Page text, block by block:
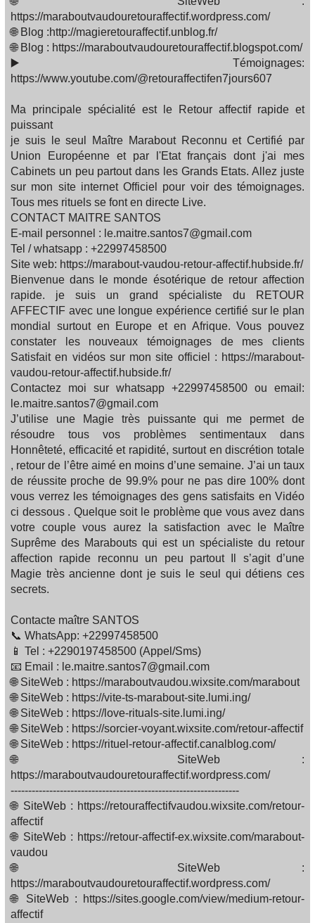
https://maraboutvaudouretouraffectif.wordpress.com/
🌐 Blog :http://magieretouraffectif.unblog.fr/
🌐 Blog : https://maraboutvaudouretouraffectif.blogspot.com/
▶️ Témoignages:
https://www.youtube.com/@retouraffectifen7jours607
Ma principale spécialité est le Retour affectif rapide et
puissant
je suis le seul Maître Marabout Reconnu et Certifié par
Union Européenne et par l'Etat français dont j'ai mes
Cabinets un peu partout dans les Grands Etats. Allez juste
sur mon site internet Officiel pour voir des témoignages.
Tous mes rituels se font en directe Live.
CONTACT MAITRE SANTOS
E-mail personnel : le.maitre.santos7@gmail.com
Tel / whatsapp : +22997458500
Site web: https://marabout-vaudou-retour-affectif.hubside.fr/
Bienvenue dans le monde ésotérique de retour affection
rapide. je suis un grand spécialiste du RETOUR
AFFECTIF avec une longue expérience certifié sur le plan
mondial surtout en Europe et en Afrique. Vous pouvez
constater les nouveaux témoignages de mes clients
Satisfait en vidéos sur mon site officiel : https://marabout-
vaudou-retour-affectif.hubside.fr/
Contactez moi sur whatsapp +22997458500 ou email:
le.maitre.santos7@gmail.com
J’utilise une Magie très puissante qui me permet de
résoudre tous vos problèmes sentimentaux dans
Honnêteté, efficacité et rapidité, surtout en discrétion totale
, retour de l’être aimé en moins d’une semaine. J’ai un taux
de réussite proche de 99.9% pour ne pas dire 100% dont
vous verrez les témoignages des gens satisfaits en Vidéo
ci dessous . Quelque soit le problème que vous avez dans
votre couple vous aurez la satisfaction avec le Maître
Suprême des Marabouts qui est un spécialiste du retour
affection rapide reconnu un peu partout Il s’agit d’une
Magie très ancienne dont je suis le seul qui détiens ces
secrets.
Contacte maître SANTOS
📞 WhatsApp: +22997458500
📱 Tel : +2290197458500 (Appel/Sms)
📧 Email : le.maitre.santos7@gmail.com
🌐 SiteWeb : https://maraboutvaudou.wixsite.com/marabout
🌐 SiteWeb : https://vite-ts-marabout-site.lumi.ing/
🌐 SiteWeb : https://love-rituals-site.lumi.ing/
🌐 SiteWeb : https://sorcier-voyant.wixsite.com/retour-affectif
🌐 SiteWeb : https://rituel-retour-affectif.canalblog.com/
🌐 SiteWeb :
https://maraboutvaudouretouraffectif.wordpress.com/
-----------------------------------------------------------------
🌐 SiteWeb : https://retouraffectifvaudou.wixsite.com/retour-
affectif
🌐 SiteWeb : https://retour-affectif-ex.wixsite.com/marabout-
vaudou
🌐 SiteWeb :
https://maraboutvaudouretouraffectif.wordpress.com/
🌐 SiteWeb : https://sites.google.com/view/medium-retour-
affectif